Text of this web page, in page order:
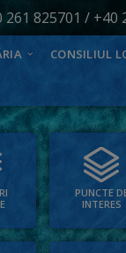
261 825701 / +40
CONSILIUL
PUNCTE
INTERES